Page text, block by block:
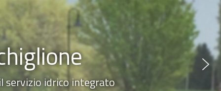
servizio idrico integrato